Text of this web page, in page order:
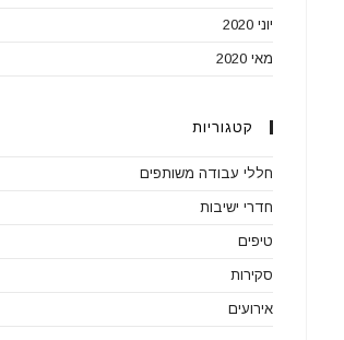
יוני 2020
מאי 2020
קטגוריות
חללי עבודה משותפים
חדרי ישיבות
טיפים
סקירות
אירועים